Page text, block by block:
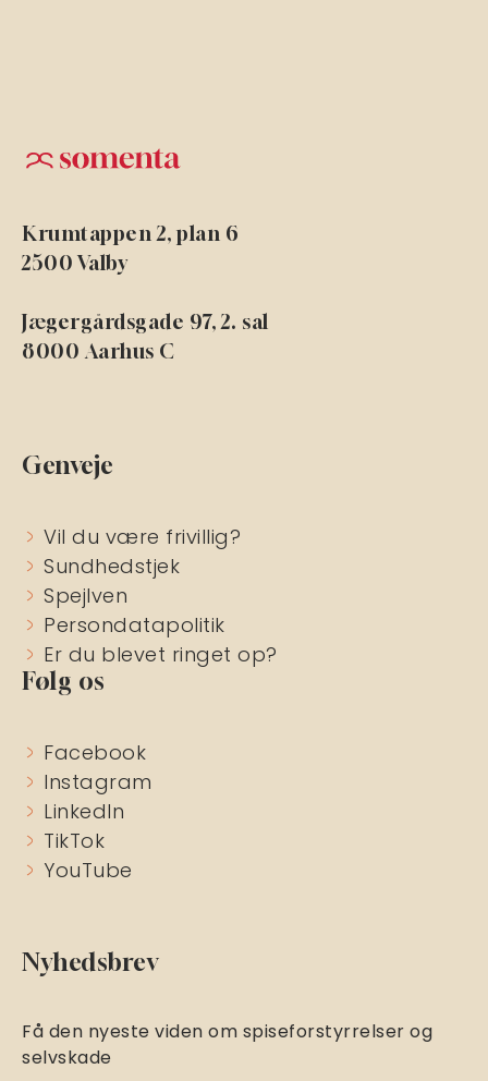
Krumtappen 2, plan 6
2500 Valby
Jægergårdsgade 97, 2. sal
8000 Aarhus C
Genveje
Vil du være frivillig?
Sundhedstjek
Spejlven
Persondatapolitik
Er du blevet ringet op?
Følg os
Facebook
Instagram
LinkedIn
TikTok
YouTube
Nyhedsbrev
Få den nyeste viden om spiseforstyrrelser og
selvskade